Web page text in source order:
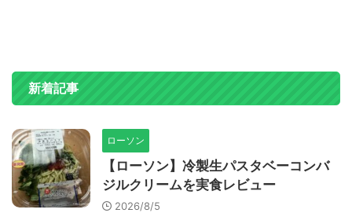
新着記事
ローソン
【ローソン】冷製生パスタベーコンバ
ジルクリームを実食レビュー
2026/8/5